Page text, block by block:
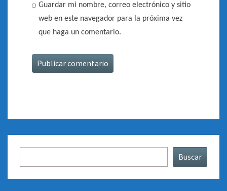
Guardar mi nombre, correo electrónico y sitio
web en este navegador para la próxima vez
que haga un comentario.
Buscar